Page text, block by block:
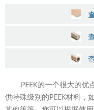
PEEK的一个很大的优
供特殊级别的PEEK材料，